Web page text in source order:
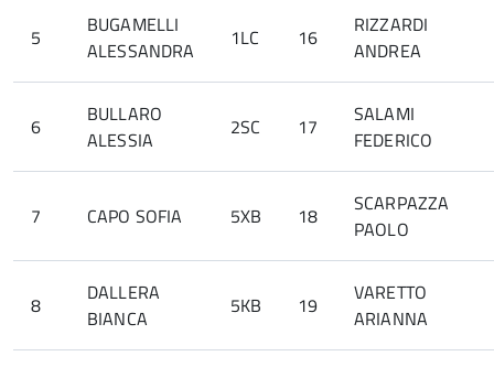
5
BUGAMELLI
ALESSANDRA
1LC 16
RIZZARDI
ANDREA
6
BULLARO
ALESSIA
2SC 17
SALAMI
FEDERICO
7 CAPO SOFIA 5XB 18
SCARPAZZA
PAOLO
8
DALLERA
BIANCA
5KB 19
VARETTO
ARIANNA